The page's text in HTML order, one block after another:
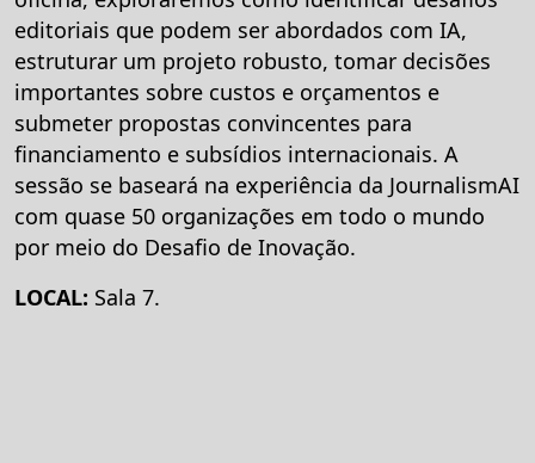
editoriais que podem ser abordados com IA,
estruturar um projeto robusto, tomar decisões
importantes sobre custos e orçamentos e
submeter propostas convincentes para
financiamento e subsídios internacionais. A
sessão se baseará na experiência da JournalismAI
com quase 50 organizações em todo o mundo
por meio do Desafio de Inovação.
LOCAL: Sala 7.